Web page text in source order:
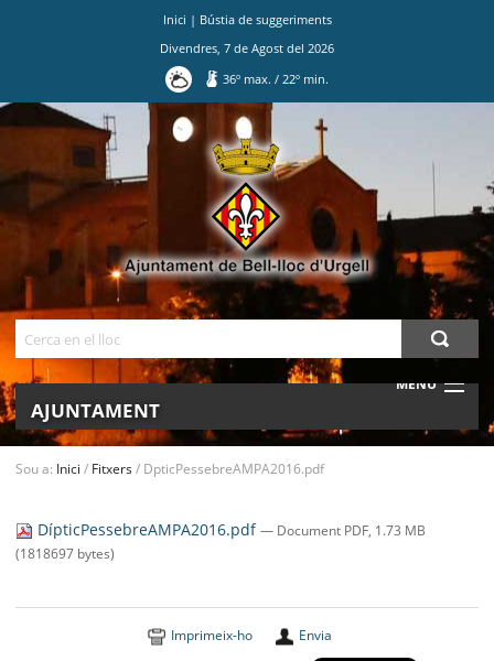
Inici | Bústia de suggeriments
Divendres 7 de Agost del 2026
36º max./ 22º min.
MENU
AJUNTAMENT
BELL-LLOC SOLUCIONA
Sou a: Inici / Fitxers/ DpticPessebreAMPA2016.pdf
DípticPessebreAMPA2016.pdf— Document PDF, 1.73 MB
(1818697 bytes)
Imprimeix-ho Envia